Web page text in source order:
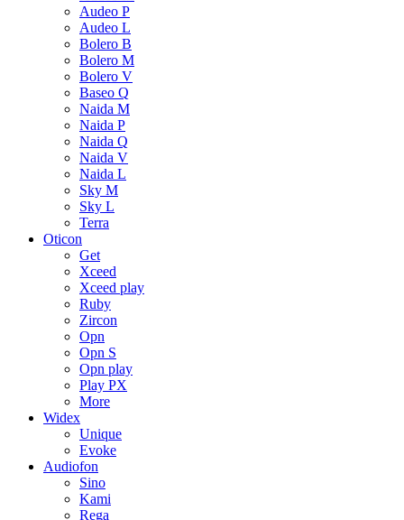
Audeo P
Audeo L
Bolero B
Bolero M
Bolero V
Baseo Q
Naida M
Naida P
Naida Q
Naida V
Naida L
Sky M
Sky L
Terra
Oticon
Get
Xceed
Xceed play
Ruby
Zircon
Opn
Opn S
Opn play
Play PX
More
Widex
Unique
Evoke
Audiofon
Sino
Kami
Rega